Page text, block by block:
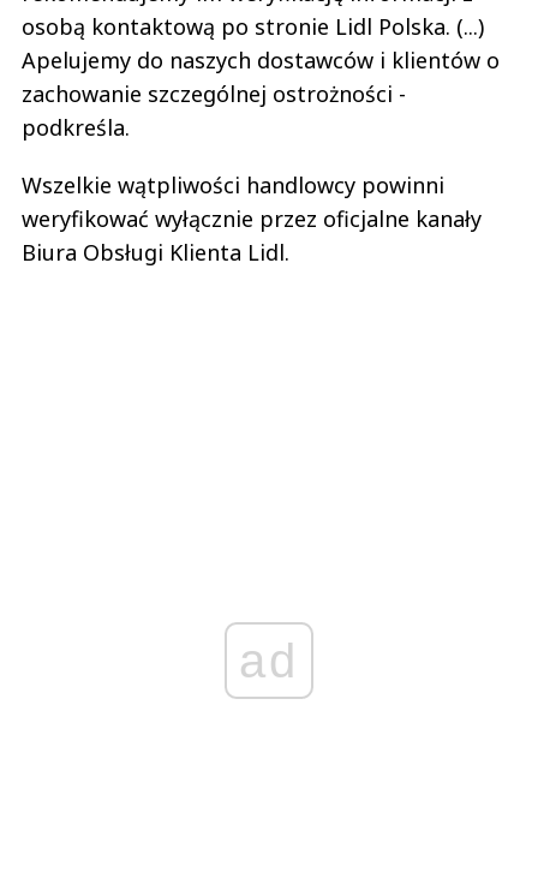
osobą kontaktową po stronie Lidl Polska. (...)
Apelujemy do naszych dostawców i klientów o
zachowanie szczególnej ostrożności -
podkreśla.
Wszelkie wątpliwości handlowcy powinni
weryfikować wyłącznie przez oficjalne kanały
Biura Obsługi Klienta Lidl.
ad